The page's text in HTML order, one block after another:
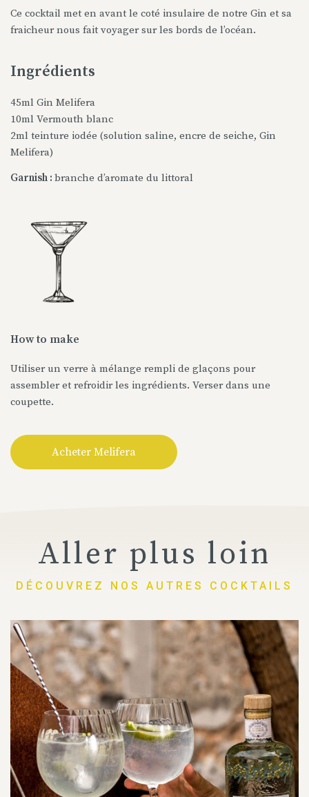
Ce cocktail met en avant le coté insulaire de notre Gin et sa
fraicheur nous fait voyager sur les bords de l’océan.
Ingrédients
45ml Gin Melifera
10ml Vermouth blanc
2ml teinture iodée (solution saline, encre de seiche, Gin
Melifera)
Garnish : branche d’aromate du littoral
How to make
Utiliser un verre à mélange rempli de glaçons pour
assembler et refroidir les ingrédients. Verser dans une
coupette.
Acheter Melifera
Aller plus loin
DÉCOUVREZ NOS AUTRES COCKTAILS